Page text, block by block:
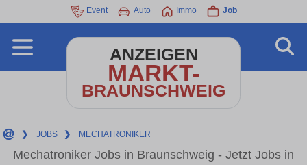
Event Auto Immo Job
ANZEIGEN
MARKT-
BRAUNSCHWEIG
❯ JOBS ❯ MECHATRONIKER
Mechatroniker Jobs in Braunschweig - Jetzt Jobs in